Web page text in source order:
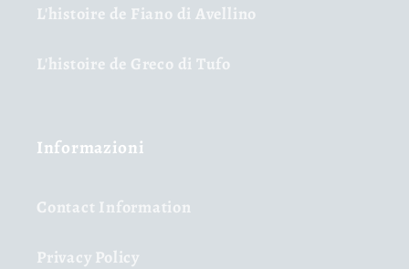
L'histoire de Fiano di Avellino
L'histoire de Greco di Tufo
Informazioni
Contact Information
Privacy Policy